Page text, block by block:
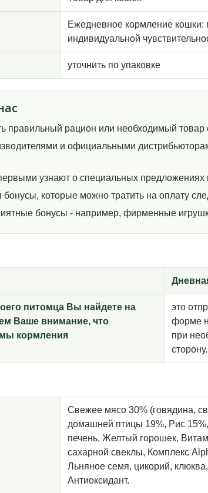
Ежедневное кормление кошки:
индивидуальной
уточнить по упаковке
правильный рацион или необходимый
и официальными
узнают о специальных предложениях
которые можно тратить на оплату
бонусы - например, фирменные
питомца Вы найдете на
Ваше внимание, что
кормления
это
форме
при
сторону.
Свежее мясо 30% (говядина,
домашней птицы 19%, Рис
печень, Желтый горошек,
сахарной свеклы, Комплекс
Льняное семя, цикорий,
Антиоксидант.